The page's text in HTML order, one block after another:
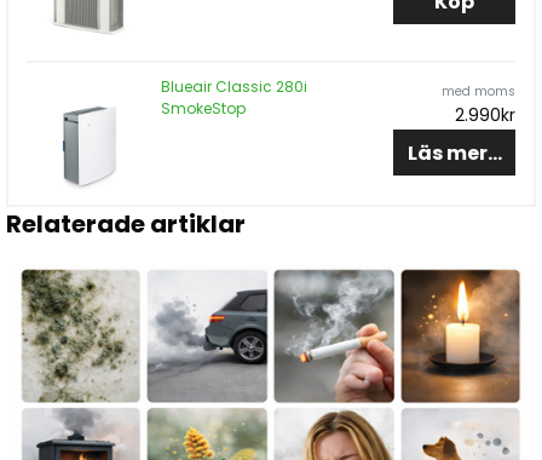
Blueair Classic 280i
SmokeStop
med moms
2.990kr
Läs mer...
Relaterade artiklar